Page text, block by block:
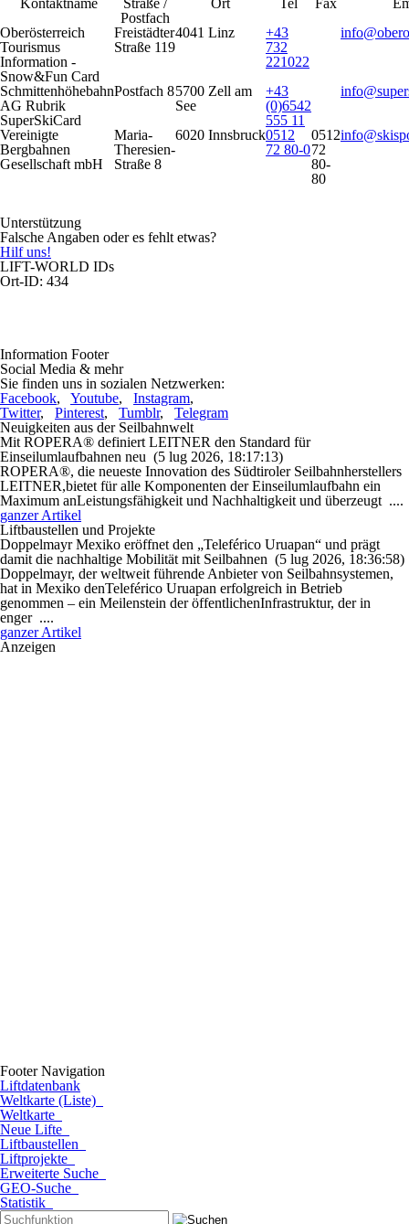
Kontaktname
Straße /
Postfach
Ort Tel Fax
Oberösterreich
Tourismus
Information -
Snow&Fun Card
Freistädter
Straße 119
4041 Linz
+43
732
221022
Schmittenhöhebahn
AG Rubrik
SuperSkiCard
Postfach 85700 Zell am
See
+43
(0)6542
555 11
Vereinigte
Bergbahnen
Gesellschaft mbH
Maria-
Theresien-
Straße 8
6020 Innsbruck0512
72 80-0
0512
72
80-
80
Unterstützung
Falsche Angaben oder es fehlt etwas?
Hilf uns!
LIFT-WORLD IDs
Ort-ID: 434
Information Footer
Social Media & mehr
Sie finden uns in sozialen Netzwerken:
Facebook, Youtube, Instagram,
Twitter, Pinterest, Tumblr, Telegram
Neuigkeiten aus der Seilbahnwelt
Mit ROPERA® definiert LEITNER den Standard für
Einseilumlaufbahnen neu (5 lug 2026, 18:17:13)
ROPERA®, die neueste Innovation des Südtiroler Seilbahnherstellers
LEITNER,bietet für alle Komponenten der Einseilumlaufbahn ein
Maximum anLeistungsfähigkeit und Nachhaltigkeit und überzeugt ....
ganzer Artikel
Liftbaustellen und Projekte
Doppelmayr Mexiko eröffnet den „Teleférico Uruapan“ und prägt
damit die nachhaltige Mobilität mit Seilbahnen (5 lug 2026, 18:36:58)
Doppelmayr, der weltweit führende Anbieter von Seilbahnsystemen,
hat in Mexiko denTeleférico Uruapan erfolgreich in Betrieb
genommen – ein Meilenstein der öffentlichenInfrastruktur, der in
enger ....
ganzer Artikel
Anzeigen
Footer Navigation
Liftdatenbank
Weltkarte (Liste)
Weltkarte
Neue Lifte
Liftbaustellen
Liftprojekte
Erweiterte Suche
GEO-Suche
Statistik